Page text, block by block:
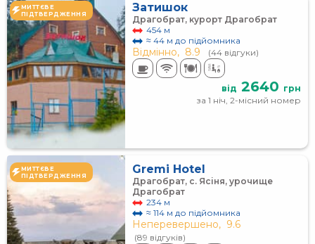
МИТТЄВЕ
ПІДТВЕРДЖЕННЯ
Затишок
Драгобрат, курорт Драгобрат
454 м
≈ 44 м до підйомника
Відмінно, 8.9 (44 відгуки)
від 2640 грн
за 1 ніч, 2-місний номер
МИТТЄВЕ
ПІДТВЕРДЖЕННЯ
Gremi Hotel
Драгобрат, с. Ясіня, урочище
Драгобрат
234 м
≈ 114 м до підйомника
Неперевершено, 9.6
(89 відгуків)